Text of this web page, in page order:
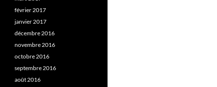
février 2017
janvier 2017
décembre 2016
novembre 2016
octobre 2016
septembre 2016
août 2016